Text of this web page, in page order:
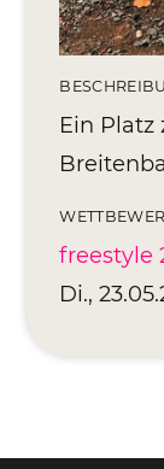
Ein Platz
freestyle
Di.,